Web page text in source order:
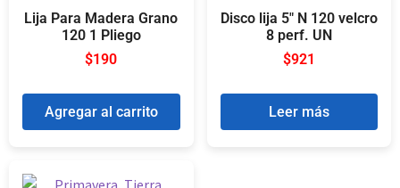
Lija Para Madera Grano
120 1 Pliego
$190
Agregar al carrito
Disco lija 5″ N 120 velcro
8 perf. UN
$921
Leer más